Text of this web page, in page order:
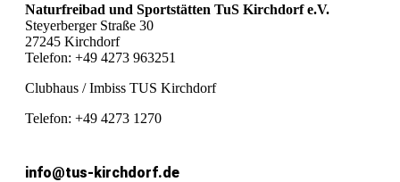
Naturfreibad und Sportstätten TuS Kirchdorf e.V.
Steyerberger Straße 30
27245 Kirchdorf
Telefon: +49 4273 963251
Clubhaus / Imbiss TUS Kirchdorf
Telefon: +49 4273 1270
info@tus-kirchdorf.de